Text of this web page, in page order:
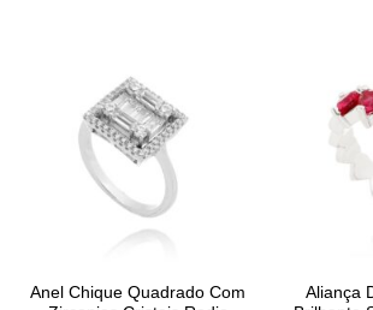
Anel Chique Quadrado Com
Aliança